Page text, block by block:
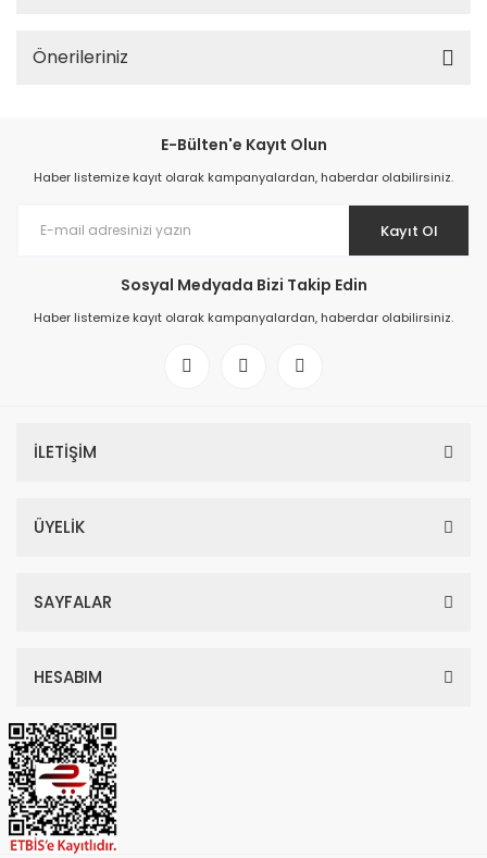
Önerileriniz
E-Bülten'e Kayıt Olun
Haber listemize kayıt olarak kampanyalardan, haberdar olabilirsiniz.
Kayıt Ol
Sosyal Medyada Bizi Takip Edin
Haber listemize kayıt olarak kampanyalardan, haberdar olabilirsiniz.
İLETİŞİM
ÜYELİK
SAYFALAR
HESABIM